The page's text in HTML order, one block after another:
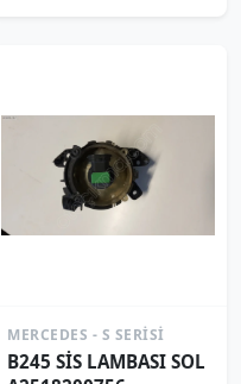
MERCEDES - S SERISI
B245 SİS LAMBASI SOL